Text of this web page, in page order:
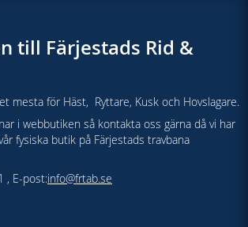
till Färjestads Rid &
mesta för Häst, Ryttare, Kusk och Hovslagare.
i webbutiken så kontakta oss gärna då vi har
fysiska butik på Färjestads travbana
, E-post:info@frtab.se